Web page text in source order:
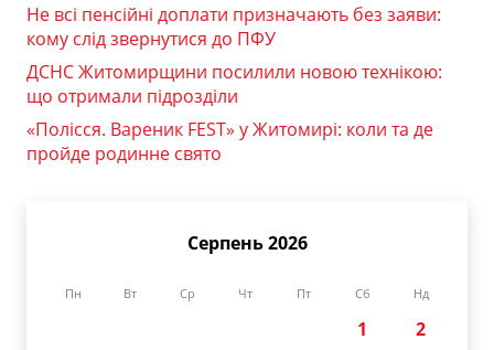
Не всі пенсійні доплати призначають без заяви:
кому слід звернутися до ПФУ
ДСНС Житомирщини посилили новою технікою:
що отримали підрозділи
«Полісся. Вареник FEST» у Житомирі: коли та де
пройде родинне свято
Серпень 2026
Пн Вт Ср Чт Пт Сб Нд
1
2